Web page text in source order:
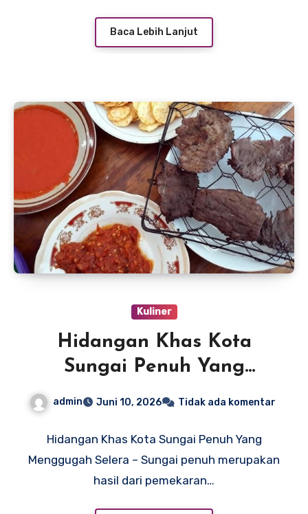
Baca Lebih Lanjut
Kuliner
Hidangan Khas Kota
Sungai Penuh Yang
admin Juni 10, 2026 Tidak ada komentar
Hidangan Khas Kota Sungai Penuh Yang
Menggugah Selera – Sungai penuh merupakan
hasil dari pemekaran…